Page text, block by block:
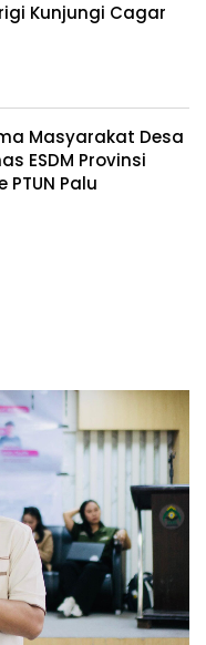
Kunjungi Cagar
Masyarakat Desa
ESDM Provinsi
PTUN Palu